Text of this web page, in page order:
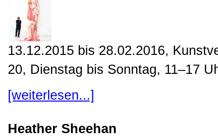
13.12.2015 bis 28.02.2016,
20, Dienstag bis Sonntag, 11–17
[weiterlesen...]
Heather Sheehan